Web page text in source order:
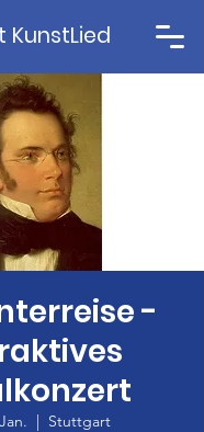
KunstLied
-
  |
Stuttgart